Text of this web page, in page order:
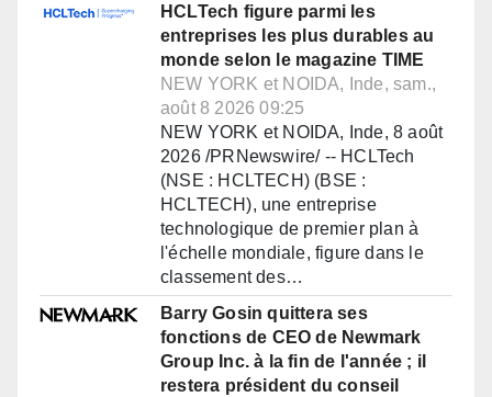
HCLTech figure parmi les
entreprises les plus durables au
monde selon le magazine TIME
NEW YORK et NOIDA, Inde, sam.,
août 8 2026 09:25
NEW YORK et NOIDA, Inde, 8 août
2026 /PRNewswire/ -- HCLTech
(NSE : HCLTECH) (BSE :
HCLTECH), une entreprise
technologique de premier plan à
l'échelle mondiale, figure dans le
classement des…
Barry Gosin quittera ses
fonctions de CEO de Newmark
Group Inc. à la fin de l'année ; il
restera président du conseil